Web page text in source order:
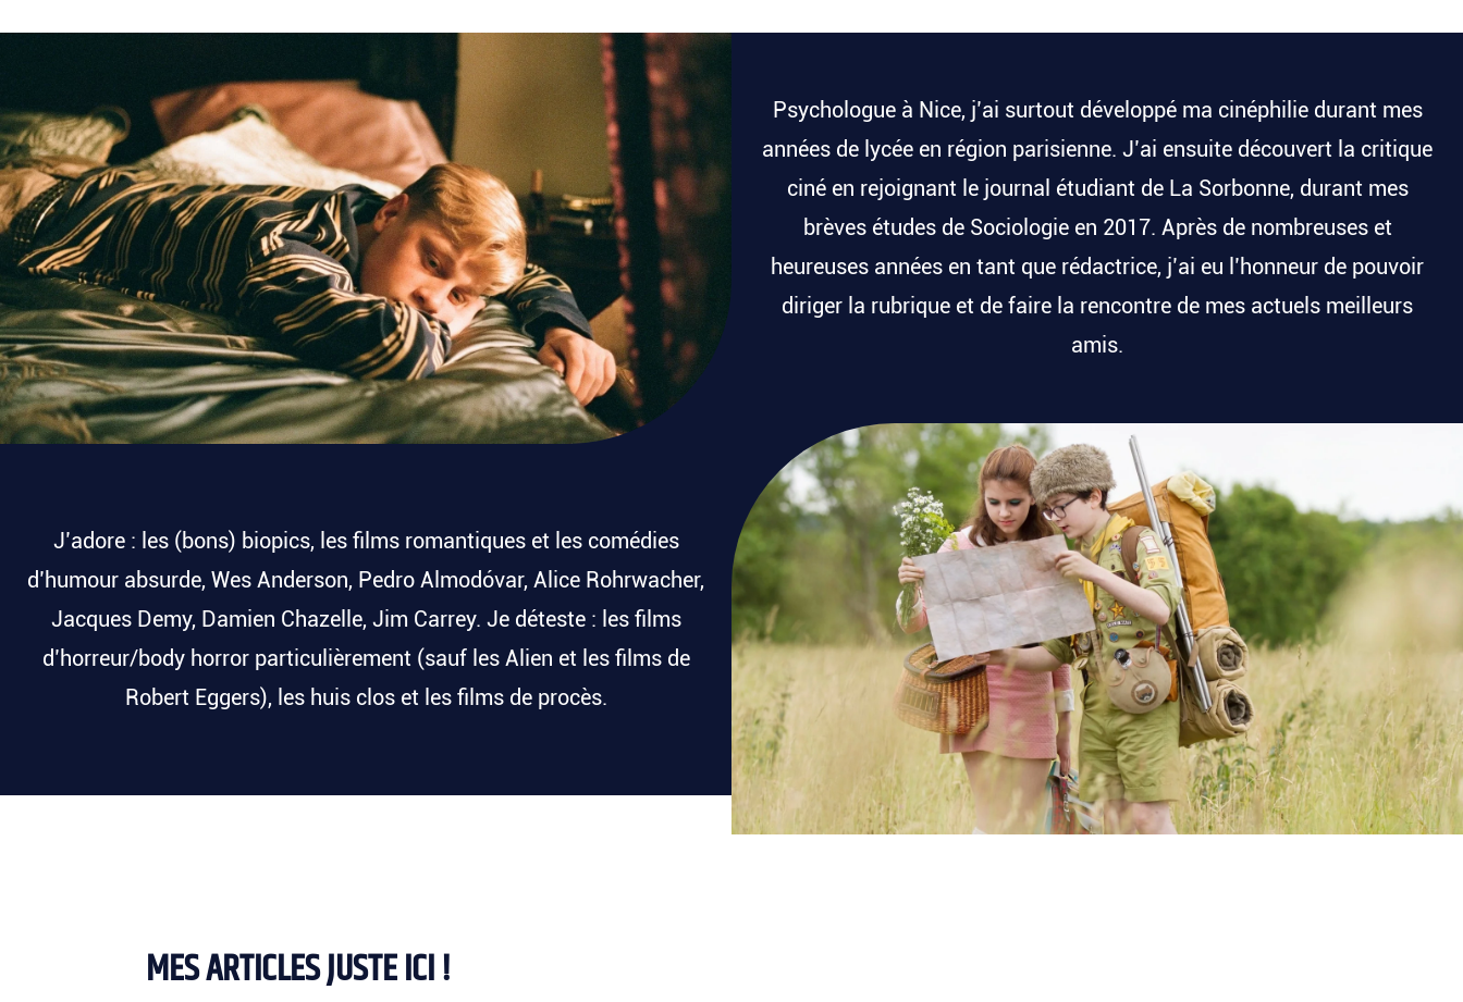
J’adore : les (bons) biopics, les films romantiques et les comédies
d’humour absurde, Wes Anderson, Pedro Almodóvar, Alice Rohrwacher,
Jacques Demy, Damien Chazelle, Jim Carrey. Je déteste : les films
d’horreur/body horror particulièrement (sauf les Alien et les films de
Robert Eggers), les huis clos et les films de procès.
Psychologue à Nice, j’ai surtout développé ma cinéphilie durant mes
années de lycée en région parisienne. J’ai ensuite découvert la critique
ciné en rejoignant le journal étudiant de La Sorbonne, durant mes
brèves études de Sociologie en 2017. Après de nombreuses et
heureuses années en tant que rédactrice, j’ai eu l’honneur de pouvoir
diriger la rubrique et de faire la rencontre de mes actuels meilleurs
amis.
MES ARTICLES JUSTE ICI !